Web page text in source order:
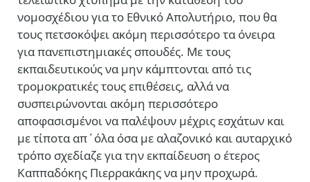
νομοσχέδιου για το Εθνικό Απολυτήριο, που θα
τους πετσοκόψει ακόμη περισσότερο τα όνειρα
για πανεπιστημιακές σπουδές. Με τους
εκπαιδευτικούς να μην κάμπτονται από τις
τρομοκρατικές τους επιθέσεις, αλλά να
συσπειρώνονται ακόμη περισσότερο
αποφασισμένοι να παλέψουν μέχρις εσχάτων και
με τίποτα απ΄όλα όσα με αλαζονικό και αυταρχικό
τρόπο σχεδίαζε για την εκπαίδευση ο έτερος
Καππαδόκης Πιερρακάκης να μην προχωρά.